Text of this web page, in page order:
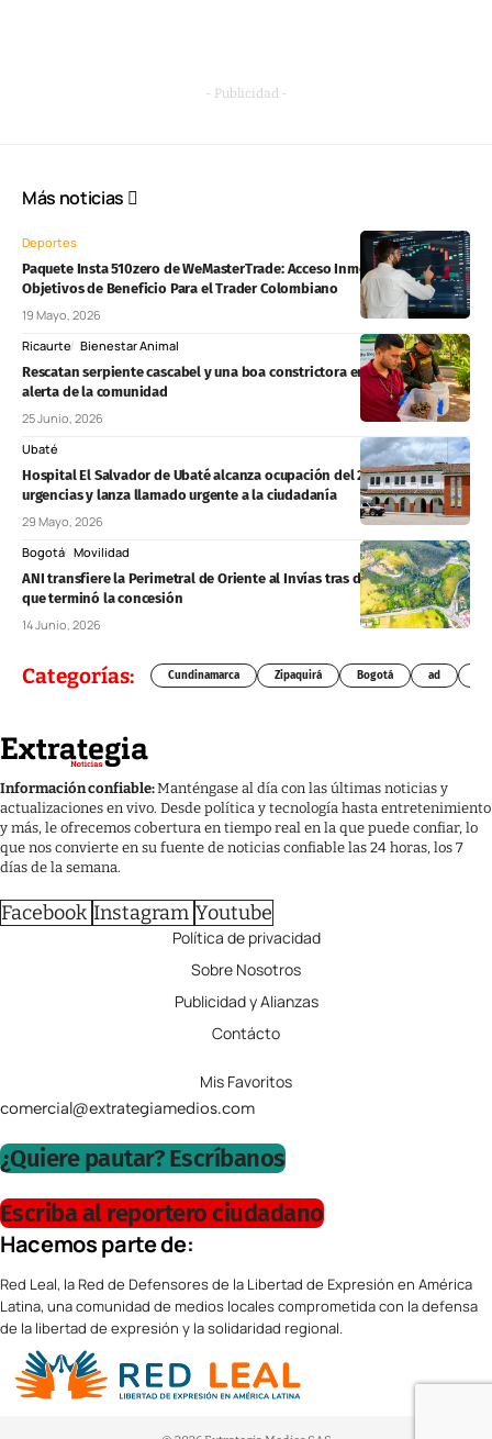
- Publicidad -
Más noticias
Deportes
Paquete Insta 510zero de WeMasterTrade: Acceso Inmediato Sin
Objetivos de Beneficio Para el Trader Colombiano
19 Mayo, 2026
Ricaurte Bienestar Animal
Rescatan serpiente cascabel y una boa constrictora en Ricaurte tras
alerta de la comunidad
25 Junio, 2026
Ubaté
Hospital El Salvador de Ubaté alcanza ocupación del 200 % en
urgencias y lanza llamado urgente a la ciudadanía
29 Mayo, 2026
Bogotá Movilidad
ANI transfiere la Perimetral de Oriente al Invías tras decisión arbitral
que terminó la concesión
14 Junio, 2026
Categorías: Cundinamarca Zipaquirá Bogotá ad
Información confiable:Manténgase al día con las últimas noticias y
actualizaciones en vivo. Desde política y tecnología hasta entretenimiento
y más, le ofrecemos cobertura en tiempo real en la que puede confiar, lo
que nos convierte en su fuente de noticias confiable las 24 horas, los 7
días de la semana.
Facebook Instagram Youtube
Política de privacidad
Sobre Nosotros
Publicidad y Alianzas
Contácto
Mis Favoritos
comercial@extrategiamedios.com
¿Quiere pautar? Escríbanos
Escriba al reportero ciudadano
Hacemos parte de:
Red Leal, la Red de Defensores de la Libertad de Expresión en América
Latina, una comunidad de medios locales comprometida con la defensa
de la libertad de expresión y la solidaridad regional.